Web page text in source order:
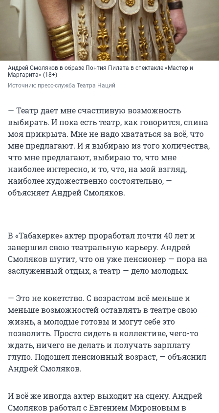
Андрей Смоляков в образе Понтия Пилата в спектакле «Мастер и
Маргарита» (18+)
Источник: пресс-служба Театра Наций
— Театр дает мне счастливую возможность
выбирать. И пока есть театр, как говорится, спина
моя прикрыта. Мне не надо хвататься за всё, что
мне предлагают. И я выбираю из того количества,
что мне предлагают, выбираю то, что мне
наиболее интересно, и то, что, на мой взгляд,
наиболее художественно состоятельно, —
объясняет Андрей Смоляков.
В «Табакерке» актер проработал почти 40 лет и
завершил свою театральную карьеру. Андрей
Смоляков шутит, что он уже пенсионер — пора на
заслуженный отдых, а театр — дело молодых.
— Это не кокетство. С возрастом всё меньше и
меньше возможностей оставлять в театре свою
жизнь, а молодые готовы и могут себе это
позволить. Просто сидеть в коллективе, чего-то
ждать, ничего не делать и получать зарплату
глупо. Подошел пенсионный возраст, — объяснил
Андрей Смоляков.
И всё же иногда актер выходит на сцену. Андрей
Смоляков работал с Евгением Мироновым в